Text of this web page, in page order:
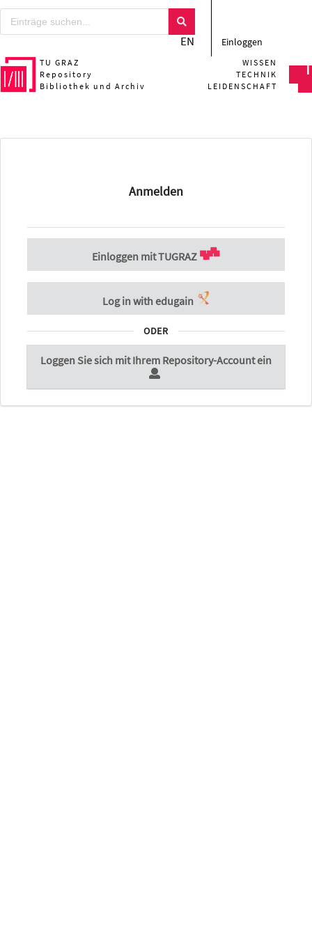
EN Einloggen
TU GRAZ
Repository
Bibliothek und Archiv
WISSEN
TECHNIK
LEIDENSCHAFT
Anmelden
Einloggen mit TUGRAZ
Log in with edugain
ODER
Loggen Sie sich mit Ihrem Repository-Account ein